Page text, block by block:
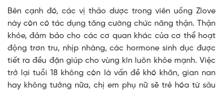
Bên cạnh đó, các vị thảo dược trong viên uống Zlove
này còn có tác dụng tăng cường chức năng thận. Thận
khỏe, đảm bảo cho các cơ quan khác của cơ thể hoạt
động trơn tru, nhịp nhàng, các hormone sinh dục được
tiết ra đều đặn giúp cho vùng kín luôn khỏe mạnh. Việc
trở lại tuổi 18 không còn là vấn đề khó khăn, gian nan
hay không tưởng nữa, chị em phụ nữ sẽ trẻ hóa từ sâu